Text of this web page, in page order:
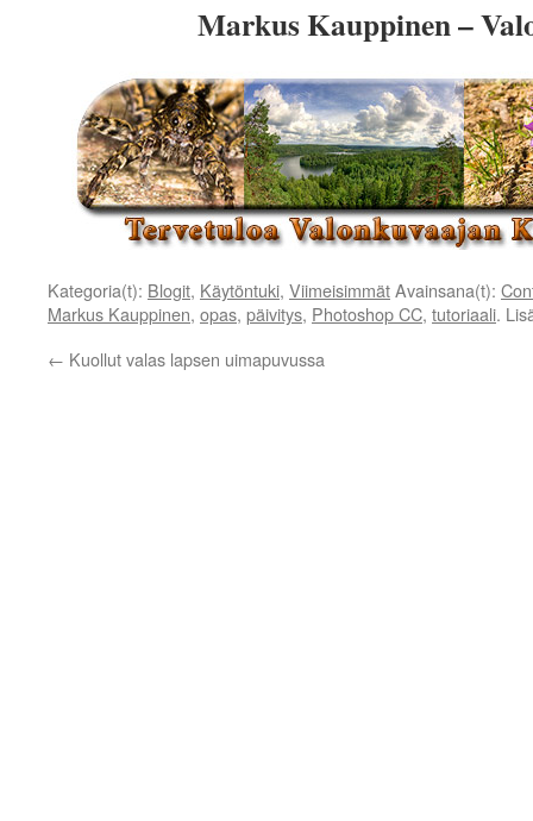
Markus Kauppinen –
Kategoria(t): Blogit, Käytöntuki, ViimeisimmätAvainsana(t):
Markus Kauppinen, opas, päivitys, Photoshop CC, tutoriaali.
← Kuollut valas lapsen uimapuvussa